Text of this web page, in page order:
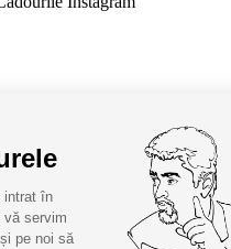
intrat în
vă servim
pe noi să